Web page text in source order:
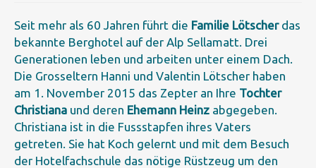
Seit mehr als 60 Jahren führt die Familie Lötscherdas
bekannte Berghotel auf der Alp Sellamatt. Drei
Generationen leben und arbeiten unter einem Dach.
Die Grosseltern Hanni und Valentin Lötscher haben
am 1. November 2015 das Zepter an Ihre Tochter
Christiana und deren Ehemann Heinz abgegeben.
Christiana ist in die Fussstapfen ihres Vaters
getreten. Sie hat Koch gelernt und mit dem Besuch
der Hotelfachschule das nötige Rüstzeug um den